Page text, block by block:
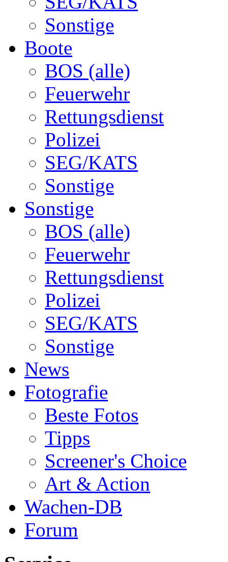
Sonstige
Boote
BOS (alle)
Feuerwehr
Rettungsdienst
Polizei
SEG/KATS
Sonstige
Sonstige
BOS (alle)
Feuerwehr
Rettungsdienst
Polizei
SEG/KATS
Sonstige
News
Fotografie
Beste Fotos
Tipps
Screener's Choice
Art & Action
Wachen-DB
Forum